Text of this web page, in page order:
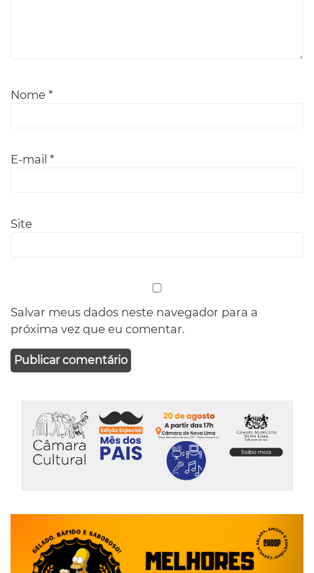
Nome *
E-mail *
Site
Salvar meus dados neste navegador para a
próxima vez que eu comentar.